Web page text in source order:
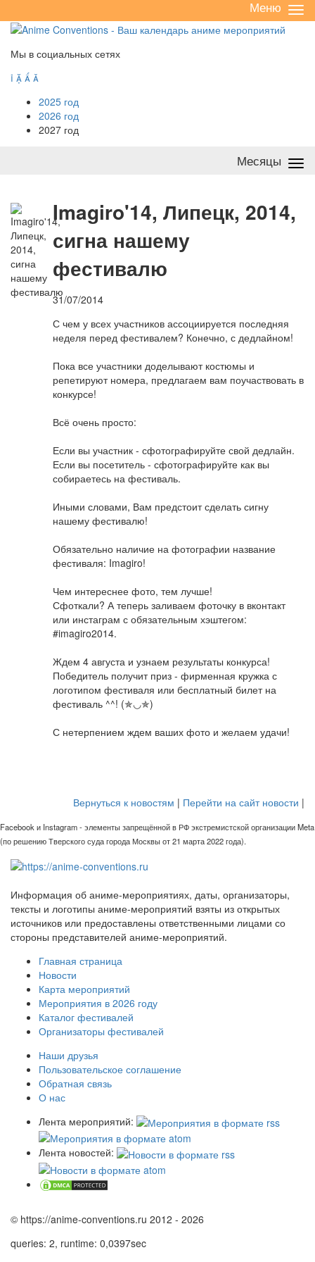
/
Меню
Мы в социальных сетях
   
2025 год
2026 год
2027 год
Месяцы
Imagiro'14, Липецк, 2014,
сигна нашему
фестивалю
31/07/2014
С чем у всех участников ассоциируется последняя
неделя перед фестивалем? Конечно, с дедлайном!
Пока все участники доделывают костюмы и
репетируют номера, предлагаем вам поучаствовать в
конкурсе!
Всё очень просто:
Если вы участник - сфотографируйте свой дедлайн.
Если вы посетитель - сфотографируйте как вы
собираетесь на фестиваль.
Иными словами, Вам предстоит сделать сигну
нашему фестивалю!
Обязательно наличие на фотографии название
фестиваля: Imagiro!
Чем интереснее фото, тем лучше!
Сфоткали? А теперь заливаем фоточку в вконтакт
или инстаграм с обязательным хэштегом:
#imagiro2014.
Ждем 4 августа и узнаем результаты конкурса!
Победитель получит приз - фирменная кружка с
логотипом фестиваля или бесплатный билет на
фестиваль ^^! (✯◡✯)
С нетерпением ждем ваших фото и желаем удачи!
Вернуться к новостям | Перейти на сайт новости |
Facebook и Instagram - элементы запрещённой в РФ экстремистской организации Meta
(по решению Тверского суда города Москвы от 21 марта 2022 года).
Информация об аниме-мероприятиях, даты, организаторы,
тексты и логотипы аниме-мероприятий взяты из открытых
источников или предоставлены ответственными лицами со
стороны представителей аниме-мероприятий.
Главная страница
Новости
Карта мероприятий
Мероприятия в 2026 году
Каталог фестивалей
Организаторы фестивалей
Наши друзья
Пользовательское соглашение
Обратная связь
О нас
Лента мероприятий:
Лента новостей:
© https://anime-conventions.ru 2012 - 2026
queries: 2, runtime: 0,0397sec